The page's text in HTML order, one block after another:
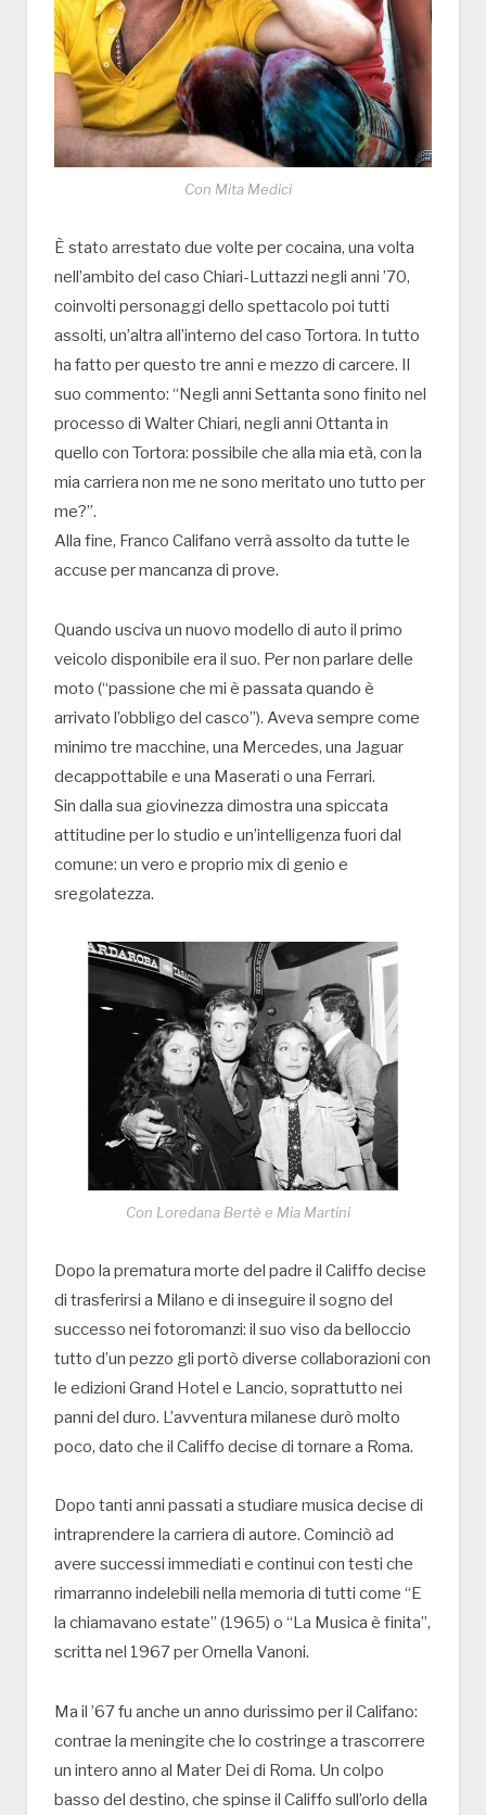
Con Mita Medici
È stato arrestato due volte per cocaina, una volta
nell’ambito del caso Chiari-Luttazzi negli anni ’70,
coinvolti personaggi dello spettacolo poi tutti
assolti, un’altra all’interno del caso Tortora. In tutto
ha fatto per questo tre anni e mezzo di carcere. Il
suo commento: “Negli anni Settanta sono finito nel
processo di Walter Chiari, negli anni Ottanta in
quello con Tortora: possibile che alla mia età, con la
mia carriera non me ne sono meritato uno tutto per
me?”.
Alla fine, Franco Califano verrà assolto da tutte le
accuse per mancanza di prove.
Quando usciva un nuovo modello di auto il primo
veicolo disponibile era il suo. Per non parlare delle
moto (“passione che mi è passata quando è
arrivato l’obbligo del casco”). Aveva sempre come
minimo tre macchine, una Mercedes, una Jaguar
decappottabile e una Maserati o una Ferrari.
Sin dalla sua giovinezza dimostra una spiccata
attitudine per lo studio e un’intelligenza fuori dal
comune: un vero e proprio mix di genio e
sregolatezza.
Con Loredana Bertè e Mia Martini
Dopo la prematura morte del padre il Califfo decise
di trasferirsi a Milano e di inseguire il sogno del
successo nei fotoromanzi: il suo viso da belloccio
tutto d’un pezzo gli portò diverse collaborazioni con
le edizioni Grand Hotel e Lancio, soprattutto nei
panni del duro. L’avventura milanese durò molto
poco, dato che il Califfo decise di tornare a Roma.
Dopo tanti anni passati a studiare musica decise di
intraprendere la carriera di autore. Cominciò ad
avere successi immediati e continui con testi che
rimarranno indelebili nella memoria di tutti come “E
la chiamavano estate” (1965) o “La Musica è finita”,
scritta nel 1967 per Ornella Vanoni.
Ma il ’67 fu anche un anno durissimo per il Califano:
contrae la meningite che lo costringe a trascorrere
un intero anno al Mater Dei di Roma. Un colpo
basso del destino, che spinse il Califfo sull’orlo della